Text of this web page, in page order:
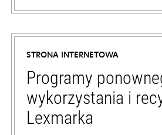
opens
in
new
tab
STRONA INTERNETOWA
Programy
wykorzystania i
Lexmarka